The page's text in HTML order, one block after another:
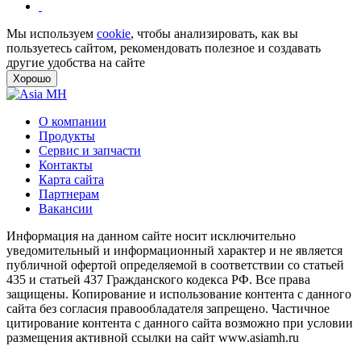
Мы используем cookie, чтобы анализировать, как вы
пользуетесь сайтом, рекомендовать полезное и создавать
другие удобства на сайте
Хорошо
О компании
Продукты
Сервис и запчасти
Контакты
Карта сайта
Партнерам
Вакансии
Информация на данном сайте носит исключительно
уведомительный и информационный характер и не является
публичной офертой определяемой в соответствии со статьей
435 и статьей 437 Гражданского кодекса РФ. Все права
защищены. Копирование и использование контента с данного
сайта без согласия правообладателя запрещено. Частичное
цитирование контента с данного сайта возможно при условии
размещения активной ссылки на сайт www.asiamh.ru